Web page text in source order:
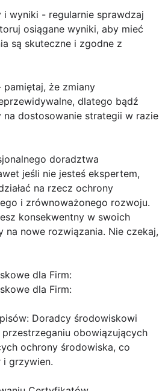
i wyniki - regularnie sprawdzaj
osiągane wyniki, aby mieć
są skuteczne i zgodne z
że zmiany
dlatego bądź
dostosowanie strategii w razie
doradztwa
jeśli nie jesteś ekspertem,
na rzecz ochrony
i zrównoważonego rozwoju.
konsekwentny w swoich
na nowe rozwiązania. Nie czekaj,
dla Firm:
dla Firm:
Doradcy środowiskowi
obowiązujących
ochrony środowiska, co
i grzywien.